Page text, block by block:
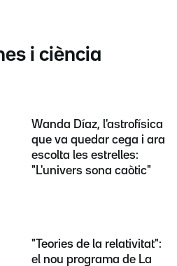
i ciència
Wanda Díaz, l'astrofísica
que va quedar cega i ara
escolta les estrelles:
"L'univers sona caòtic"
"Teories de la relativitat":
el nou programa de La